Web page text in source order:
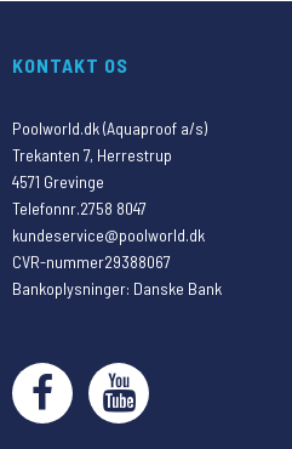
KONTAKT OS
Poolworld.dk (Aquaproof a/s)
Trekanten 7, Herrestrup
4571 Grevinge
Telefonnr.2758 8047
kundeservice@poolworld.dk
CVR-nummer29388067
Bankoplysninger: Danske Bank